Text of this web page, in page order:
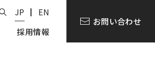
JP EN
お問い合わせ
採用情報